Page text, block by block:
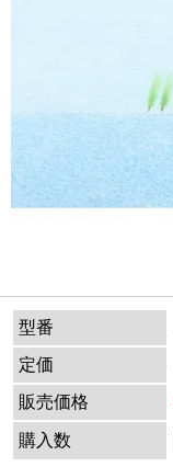
型番
定価
販売価格
購入数